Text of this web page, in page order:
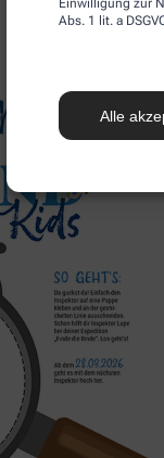
Einwilligung zur
Abs. 1 lit. a
Alle